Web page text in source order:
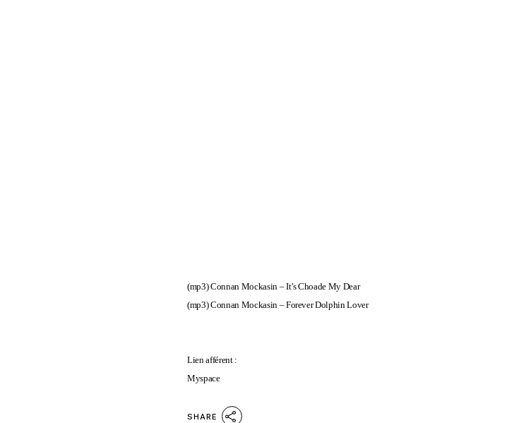
(mp3)Connan Mockasin – It’s Choade My Dear
(mp3)Connan Mockasin – Forever Dolphin Lover
Lien afférent :
Myspace
SHARE